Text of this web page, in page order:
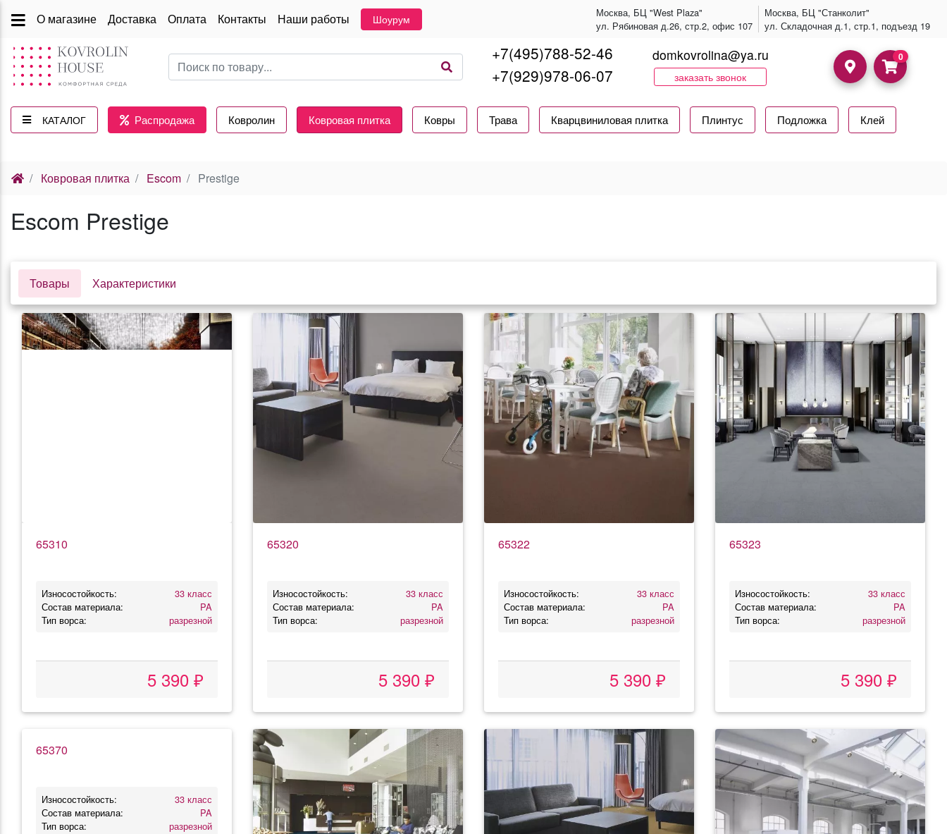
О магазине Доставка Оплата Контакты Наши работы Шоурум
Москва, БЦ "West Plaza"
ул. Рябиновая д.26, стр.2, офис 107
Москва, БЦ "Станколит"
ул. Складочная д.1, стр.1, подъезд 19
+7(495)788-52-46
+7(929)978-06-07
domkovrolina@ya.ru
заказать звонок
0
КАТАЛОГ
(current) Распродажа Ковролин Ковровая плитка Ковры Трава Кварцвиниловая плитка Плинтус Подложка Клей
Ковровая плитка Escom Prestige
Escom Prestige
Товары Характеристики
65310
Износостойкость:
33 класс
Состав материала:
PA
Тип ворса:
разрезной
5 390 ₽
65320
Износостойкость:
33 класс
Состав материала:
PA
Тип ворса:
разрезной
5 390 ₽
65322
Износостойкость:
33 класс
Состав материала:
PA
Тип ворса:
разрезной
5 390 ₽
65323
Износостойкость:
33 класс
Состав материала:
PA
Тип ворса:
разрезной
5 390 ₽
65370
Износостойкость:
33 класс
Состав материала:
PA
Тип ворса:
разрезной